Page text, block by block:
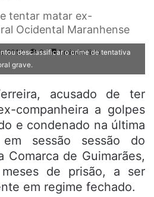
tentar matar ex-
Ocidental Maranhense
2018 0 1 minuto lido
desclassificar o crime de tentativa
grave.
acusado de ter
companheira a golpes
e condenado na última
sessão sessão do
Comarca de Guimarães,
de prisão, a ser
em regime fechado.